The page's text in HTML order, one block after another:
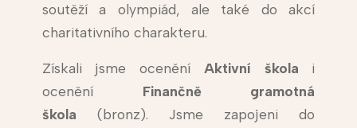
soutěží a olympiád, ale také do akcí
charitativního charakteru.
Získali jsme ocenění Aktivní škola i
ocenění Finančně gramotná
škola (bronz). Jsme zapojeni do